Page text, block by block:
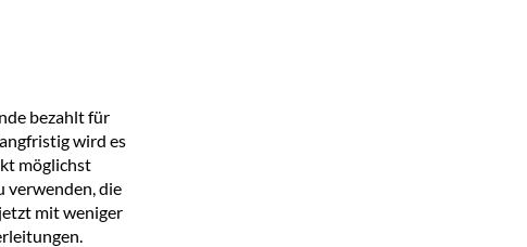
bezahlt für
wird es
möglichst
verwenden, die
mit weniger